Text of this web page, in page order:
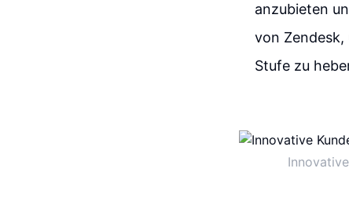
anzubieten
von
Stufe zu